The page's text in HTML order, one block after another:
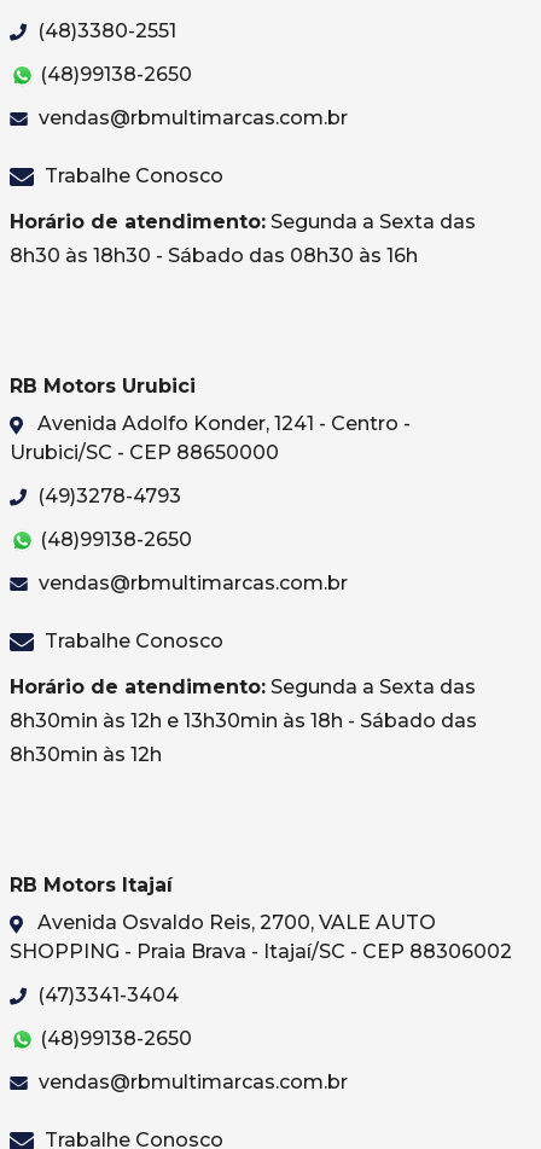
(48)3380-2551
(48)99138-2650
vendas@rbmultimarcas.com.br
Trabalhe Conosco
Horário de atendimento: Segunda a Sexta das
8h30 às 18h30 - Sábado das 08h30 às 16h
RB Motors Urubici
Avenida Adolfo Konder, 1241 - Centro -
Urubici/SC - CEP 88650000
(49)3278-4793
(48)99138-2650
vendas@rbmultimarcas.com.br
Trabalhe Conosco
Horário de atendimento: Segunda a Sexta das
8h30min às 12h e 13h30min às 18h - Sábado das
8h30min às 12h
RB Motors Itajaí
Avenida Osvaldo Reis, 2700, VALE AUTO
SHOPPING - Praia Brava - Itajaí/SC - CEP 88306002
(47)3341-3404
(48)99138-2650
vendas@rbmultimarcas.com.br
Trabalhe Conosco